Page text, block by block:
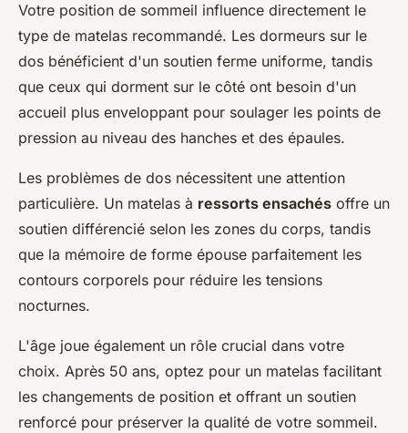
Votre position de sommeil influence directement le
type de matelas recommandé. Les dormeurs sur le
dos bénéficient d'un soutien ferme uniforme, tandis
que ceux qui dorment sur le côté ont besoin d'un
accueil plus enveloppant pour soulager les points de
pression au niveau des hanches et des épaules.
Les problèmes de dos nécessitent une attention
particulière. Un matelas à ressorts ensachés offre un
soutien différencié selon les zones du corps, tandis
que la mémoire de forme épouse parfaitement les
contours corporels pour réduire les tensions
nocturnes.
L'âge joue également un rôle crucial dans votre
choix. Après 50 ans, optez pour un matelas facilitant
les changements de position et offrant un soutien
renforcé pour préserver la qualité de votre sommeil.